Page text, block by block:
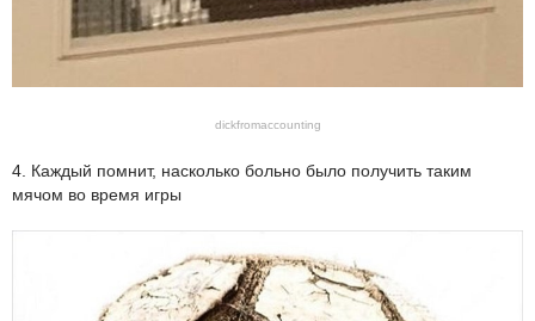
dickfromaccounting
4. Каждый помнит, насколько больно было получить таким
мячом во время игры